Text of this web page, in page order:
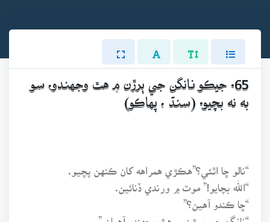
65. جيڪو نانگن جي ٻرڙن ۾ هٿ وجهندو، سو
به نه بچيو. (سنڌ ، پهاڪو)
“نالو ڇا اٿئي؟”هڪڙي همراهه کان ڪنهن پڇيو.
“الله بچايو!” موٽ ۾ ورندي ڏنائين.
“ڇا ڪندو آهين؟”
“نانگن جي ٻرڙن ۾ هٿ وجهندو آهيان.”